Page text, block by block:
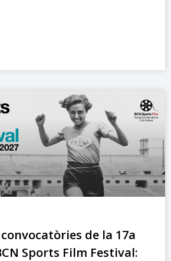
convocatòries de la 17a
Sports Film Festival: